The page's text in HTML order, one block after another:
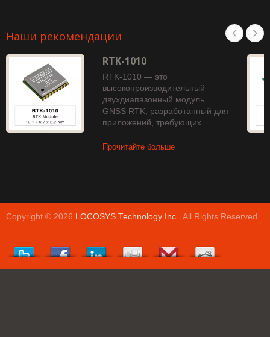
Наши рекомендации
RTK-1010
RTK-1010 — это
высокопроизводительный
двухдиапазонный модуль
GNSS RTK, разработанный для
приложений, требующих...
Прочитайте больше
Copyright © 2026 LOCOSYS Technology Inc.. All Rights Reserved.